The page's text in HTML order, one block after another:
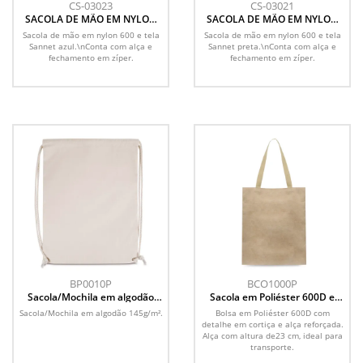
CS-03023
SACOLA DE MÃO EM NYLON
600 E TELA SANET - AZUL
Sacola de mão em nylon 600 e tela
Sannet azul.\nConta com alça e
fechamento em zíper.
CS-03021
SACOLA DE MÃO EM NYLON
600 E TELA SANET - PRETA
Sacola de mão em nylon 600 e tela
Sannet preta.\nConta com alça e
fechamento em zíper.
BP0010P
Sacola/Mochila em algodão
145g/m² (41x33x10cm)
Sacola/Mochila em algodão 145g/m².
BCO1000P
Sacola em Poliéster 600D e
Cortiça (38x35x8,5cm)
Bolsa em Poliéster 600D com
detalhe em cortiça e alça reforçada.
Alça com altura de23 cm, ideal para
transporte.